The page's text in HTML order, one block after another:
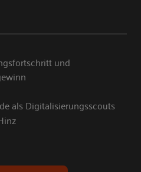
und
als Digitalisierungsscouts